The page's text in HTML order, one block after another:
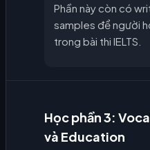
Phần này còn có
samples để người
trong bài thi IELTS.
Học phần 3:
và Education